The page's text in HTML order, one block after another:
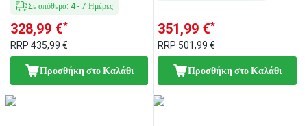
Σε απόθεμα: 4- 7 Ημέρες
328,99 €*
RRP 435,99 €
Προσθήκη στο Καλάθι
351,99 €*
RRP 501,99 €
Προσθήκη στο Καλάθι